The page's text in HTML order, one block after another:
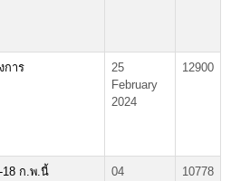
การ
25
February
2024
12900
18 ก.พ.นี้
04
10778